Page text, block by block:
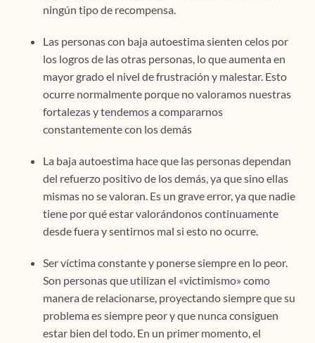
ningún tipo de recompensa.
Las personas con baja autoestima sienten celos por
los logros de las otras personas, lo que aumenta en
mayor grado el nivel de frustración y malestar. Esto
ocurre normalmente porque no valoramos nuestras
fortalezas y tendemos a compararnos
constantemente con los demás
La baja autoestima hace que las personas dependan
del refuerzo positivo de los demás, ya que sino ellas
mismas no se valoran. Es un grave error, ya que nadie
tiene por qué estar valorándonos continuamente
desde fuera y sentirnos mal si esto no ocurre.
Ser víctima constante y ponerse siempre en lo peor.
Son personas que utilizan el «victimismo» como
manera de relacionarse, proyectando siempre que su
problema es siempre peor y que nunca consiguen
estar bien del todo. En un primer momento, el